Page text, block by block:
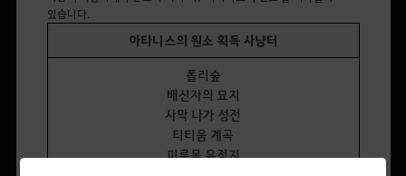
있습니다.
아타니스의 원소 획득 사냥터
폴리숲
배신자의 묘지
사막 나가 성전
티티움 계곡
미루목 유적지